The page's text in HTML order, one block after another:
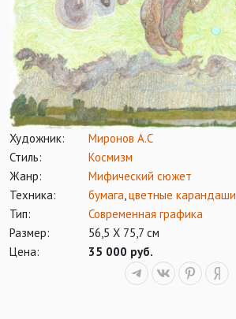
Художник:
Миронов А.С
Стиль:
Космизм
Жанр:
Мифический сюжет
Техника:
бумага цветные карандаши
Тип:
Современная графика
Размер:
56,5 Х 75,7 см
Цена:
35 000 руб.